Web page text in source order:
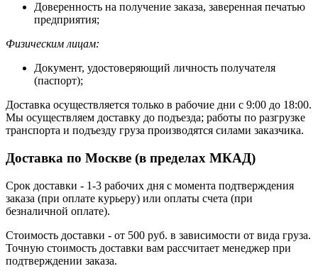
Доверенность на получение заказа, заверенная печатью
предприятия;
Физическим лицам:
Документ, удостоверяющий личность получателя
(паспорт);
Доставка осуществляется только в рабочие дни с 9:00 до 18:00.
Мы осуществляем доставку до подъезда; работы по разгрузке
транспорта и подъезду груза производятся силами заказчика.
Доставка по Москве (в пределах МКАД)
Срок доставки - 1-3 рабочих дня с момента подтверждения
заказа (при оплате курьеру) или оплаты счета (при
безналичной оплате).
Стоимость доставки - от 500 руб. в зависимости от вида груза.
Точную стоимость доставки вам рассчитает менеджер при
подтверждении заказа.